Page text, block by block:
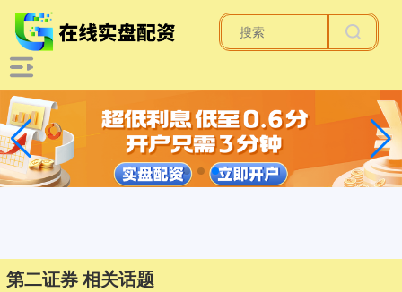
第二证券 相关话题